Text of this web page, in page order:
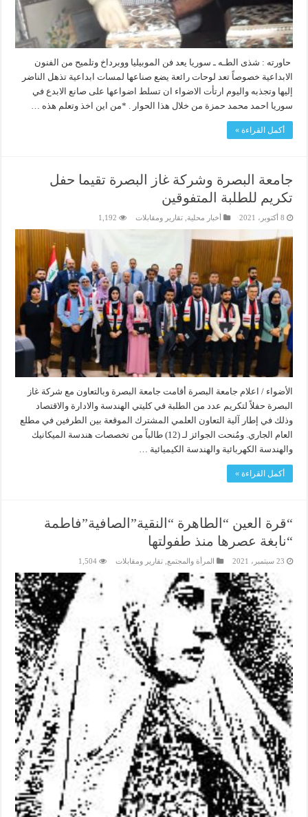
حاورته : شذى الطـه ـ سوريا يعد فن الموبيليا ووبرداخ وتلميح من الفنون
الابداعية خصوصاً تعد لوحات رائعة يضع صناعها لمسات ابداعية تذهل الناضر
إليها وتجذبه واليوم ارتأت الاضواء ان تسلط اضواعها على صانع الابدع في
سوريا احمد محمد حمزة من خلال هذا الحوار . *من اين اخذ وتعلم هذه …
أكمل القراءة »
جامعة البصرة وشركة غاز البصرة تقيما حفل
تكريم للطلبة المتفوقين
8 أكتوبر، 2021 أخبار محلية ,تقارير ومقابلات 1,192
الأضواء / اعلام جامعة البصرة أقامت جامعة البصرة وبالتعاون مع شركة غاز
البصرة حفلاً لتكريم عدد من الطلبة في كليتي الهندسة والادارة والاقتصاد
وذلك في إطار آلية التعاون العلمي المشترك الموقعة بين الطرفين في مطلع
العام الجاري. ومُنحت الجوائز لـ (12) طالباً من تخصصات هندسة الميكانيك
والهندسة الكهربائية والهندسة الكيميائية …
أكمل القراءة »
“قرة العين “الطاهرة “النقية”الصافية”فاطمة
“نابغة عصرها منذ طفولتها
23 سبتمبر، 2021 المرأة والمجتمع ,تقارير ومقابلات 1,504